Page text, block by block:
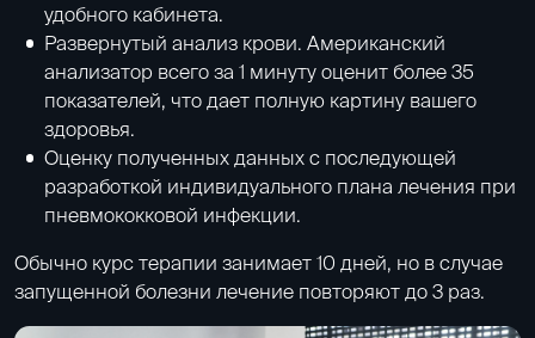
удобного кабинета.
Развернутый анализ крови. Американский
анализатор всего за 1 минуту оценит более 35
показателей, что дает полную картину вашего
здоровья.
Оценку полученных данных с последующей
разработкой индивидуального плана лечения при
пневмококковой инфекции.
Обычно курс терапии занимает 10 дней, но в случае
запущенной болезни лечение повторяют до 3 раз.